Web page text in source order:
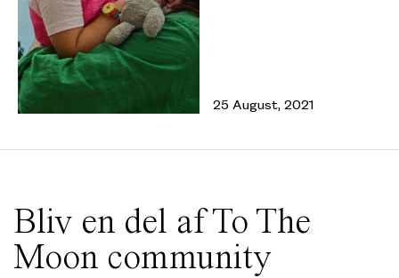
25 August, 2021
Bliv en del af To The
Moon community